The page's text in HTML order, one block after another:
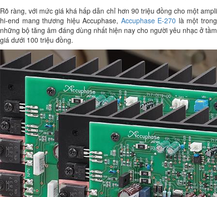
Rõ ràng, với mức giá khá hấp dẫn chỉ hơn 90 triệu đồng cho một ampli
hi-end mang thương hiệu Accuphase, Accuphase E-270 là một trong
những bộ tăng âm đáng dùng nhất hiện nay cho người yêu nhạc ở tầm
giá dưới 100 triệu đồng.